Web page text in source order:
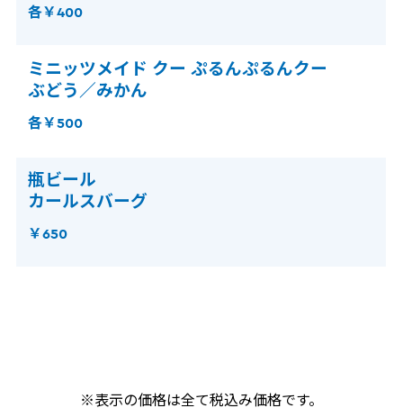
各￥400
ミニッツメイド クー ぷるんぷるんクー
ぶどう／みかん
各￥500
瓶ビール
カールスバーグ
￥650
※表示の価格は全て税込み価格です。